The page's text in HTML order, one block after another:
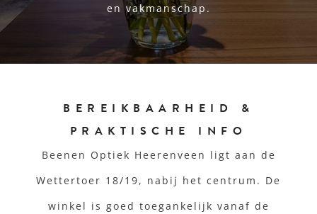
en vakmanschap.
BEREIKBAARHEID &
PRAKTISCHE INFO
Beenen Optiek Heerenveen ligt aan de
Wettertoer 18/19, nabij het centrum. De
winkel is goed toegankelijk vanaf de